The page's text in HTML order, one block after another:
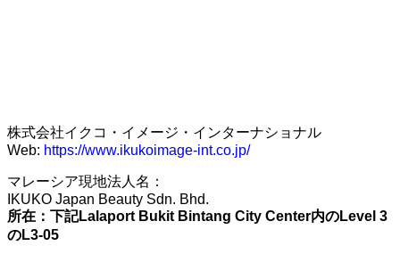
株式会社イクコ・イメージ・インターナショナル
Web: https://www.ikukoimage-int.co.jp/
マレーシア現地法人名：
IKUKO Japan Beauty Sdn. Bhd.
所在：下記Lalaport Bukit Bintang City Center内のLevel 3
のL3-05